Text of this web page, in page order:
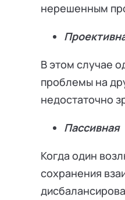
нерешенным
В этом случае
проблемы на
недостаточно
Пассивная
Когда один
сохранения